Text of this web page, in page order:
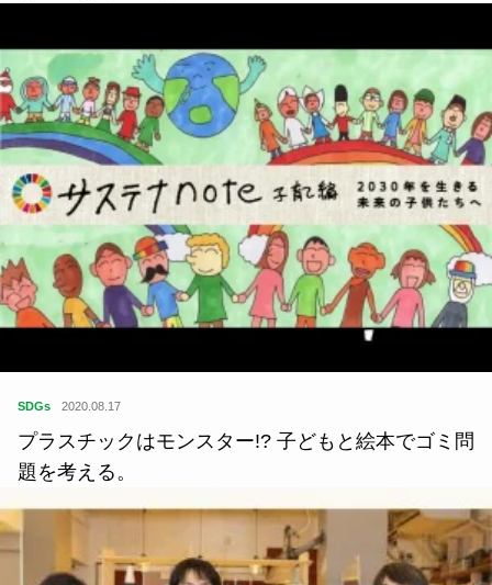
SDGs 2020.08.17
プラスチックはモンスター!? 子どもと絵本でゴミ問
題を考える。